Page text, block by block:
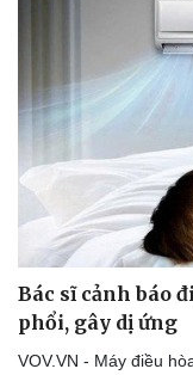
Bác sĩ cảnh báo
phổi, gây dị ứng
VOV.VN - Máy điều